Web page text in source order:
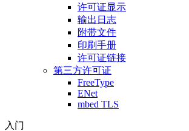
许可证显示
输出日志
附带文件
印刷手册
许可证链接
第三方许可证
FreeType
ENet
mbed TLS
入门